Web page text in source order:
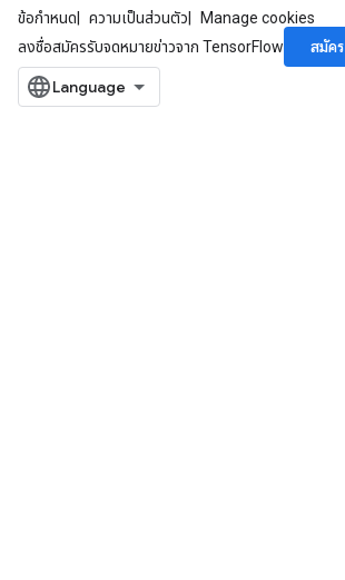
ข้อกำหนด ความเป็นส่วนตัว
Manage cookies
ลงชื่อสมัครรับจดหมายข่าวจาก TensorFlow
สมัคร